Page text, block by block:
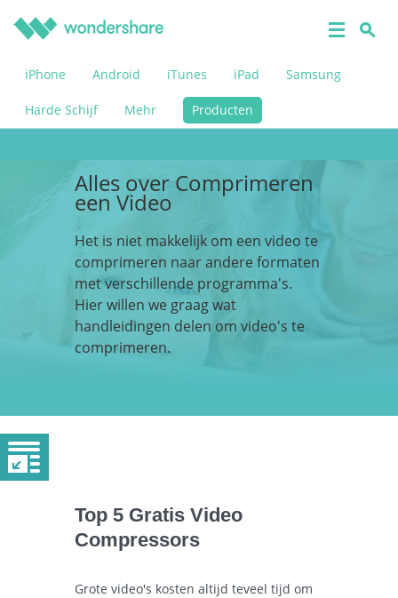
iPhone Android iTunes iPad Samsung
Harde Schijf Mehr Producten
Alles over Comprimeren
een Video
Het is niet makkelijk om een video te
comprimeren naar andere formaten
met verschillende programma's.
Hier willen we graag wat
handleidingen delen om video's te
comprimeren.
Top 5 Gratis Video
Compressors
Grote video's kosten altijd teveel tijd om